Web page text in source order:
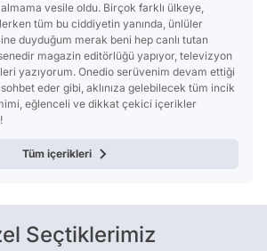
almama vesile oldu. Birçok farklı ülkeye,
tüm bu ciddiyetin yanında, ünlüler
duyduğum merak beni hep canlı tutan
magazin editörlüğü yapıyor, televizyon
yazıyorum. Onedio serüvenim devam ettiği
eder gibi, aklınıza gelebilecek tüm incik
eğlenceli ve dikkat çekici içerikler
Tüm içerikleri
Seçtiklerimiz